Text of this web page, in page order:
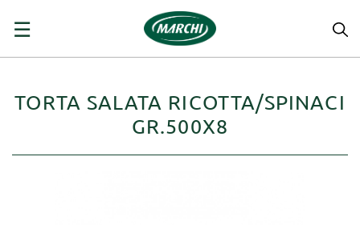
navigazione
☰
TORTA SALATA RICOTTA/SPINACI
GR.500X8